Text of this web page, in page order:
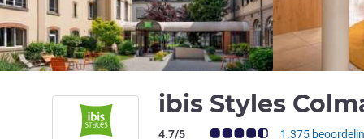
ibis Styles
Avis-klantbeoordeling (ALL
4.7/5 1.375